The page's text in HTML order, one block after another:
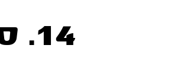
14. סעיף רמ’’ט